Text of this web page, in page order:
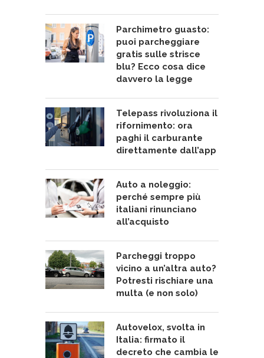
Parchimetro guasto:
puoi parcheggiare
gratis sulle strisce
blu? Ecco cosa dice
davvero la legge
Telepass rivoluziona il
rifornimento: ora
paghi il carburante
direttamente dall’app
Auto a noleggio:
perché sempre più
italiani rinunciano
all’acquisto
Parcheggi troppo
vicino a un’altra auto?
Potresti rischiare una
multa (e non solo)
Autovelox, svolta in
Italia: firmato il
decreto che cambia le